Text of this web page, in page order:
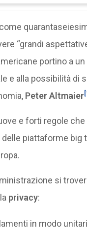
come
“grandi
portino a un
e alla possibilità di
Peter Altmaier
e forti regole che
piattaforme big
si
privacy:
in modo